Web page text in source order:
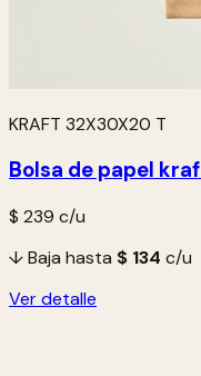
KRAFT 32X30X20 T
Bolsa de papel
$ 239 c/u
↓ Baja hasta $ 134 c/u
Ver detalle